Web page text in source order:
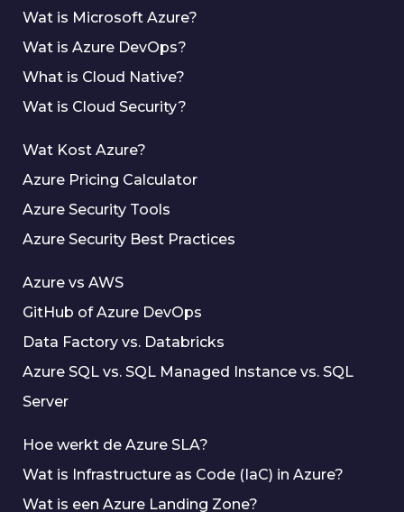
Wat is Microsoft Azure?
Wat is Azure DevOps?
What is Cloud Native?
Wat is Cloud Security?
Wat Kost Azure?
Azure Pricing Calculator
Azure Security Tools
Azure Security Best Practices
Azure vs AWS
GitHub of Azure DevOps
Data Factory vs. Databricks
Azure SQL vs. SQL Managed Instance vs. SQL
Server
Hoe werkt de Azure SLA?
Wat is Infrastructure as Code (IaC) in Azure?
Wat is een Azure Landing Zone?